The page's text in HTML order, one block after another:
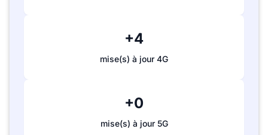
+4
mise(s) à jour 4G
+0
mise(s) à jour 5G